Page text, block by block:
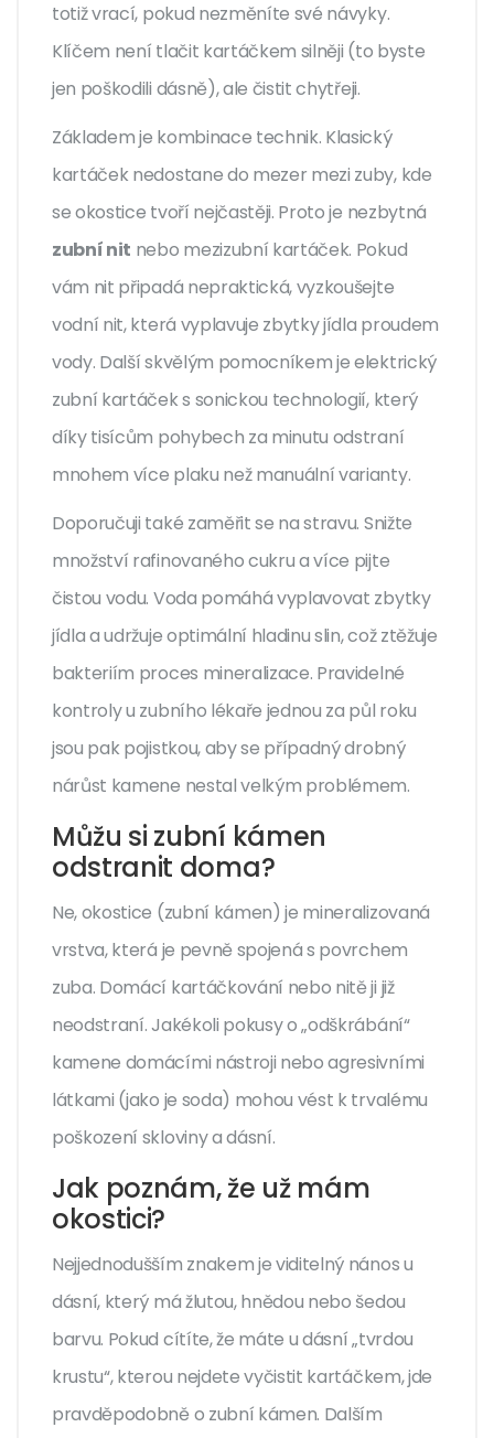
totiž vrací, pokud nezměníte své návyky.
Klíčem není tlačit kartáčkem silněji (to byste
jen poškodili dásně), ale čistit chytřeji.
Základem je kombinace technik. Klasický
kartáček nedostane do mezer mezi zuby, kde
se okostice tvoří nejčastěji. Proto je nezbytná
zubní nit nebo mezizubní kartáček. Pokud
vám nit připadá nepraktická, vyzkoušejte
vodní nit, která vyplavuje zbytky jídla proudem
vody. Další skvělým pomocníkem je elektrický
zubní kartáček s sonickou technologií, který
díky tisícům pohybech za minutu odstraní
mnohem více plaku než manuální varianty.
Doporučuji také zaměřit se na stravu. Snižte
množství rafinovaného cukru a více pijte
čistou vodu. Voda pomáhá vyplavovat zbytky
jídla a udržuje optimální hladinu slin, což ztěžuje
bakteriím proces mineralizace. Pravidelné
kontroly u zubního lékaře jednou za půl roku
jsou pak pojistkou, aby se případný drobný
nárůst kamene nestal velkým problémem.
Můžu si zubní kámen
odstranit doma?
Ne, okostice (zubní kámen) je mineralizovaná
vrstva, která je pevně spojená s povrchem
zuba. Domácí kartáčkování nebo nitě ji již
neodstraní. Jakékoli pokusy o „odškrábání“
kamene domácími nástroji nebo agresivními
látkami (jako je soda) mohou vést k trvalému
poškození skloviny a dásní.
Jak poznám, že už mám
okostici?
Nejjednodušším znakem je viditelný nános u
dásní, který má žlutou, hnědou nebo šedou
barvu. Pokud cítíte, že máte u dásní „tvrdou
krustu“, kterou nejdete vyčistit kartáčkem, jde
pravděpodobně o zubní kámen. Dalším